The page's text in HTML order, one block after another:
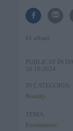
61 afisari
PUBLICAT ÎN
10.10.2024
IN CATEGORIA:
Noutăți
TEMA:
Evenimente